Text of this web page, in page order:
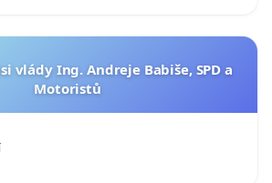
vlády Ing. Andreje Babiše, SPD a
Motoristů